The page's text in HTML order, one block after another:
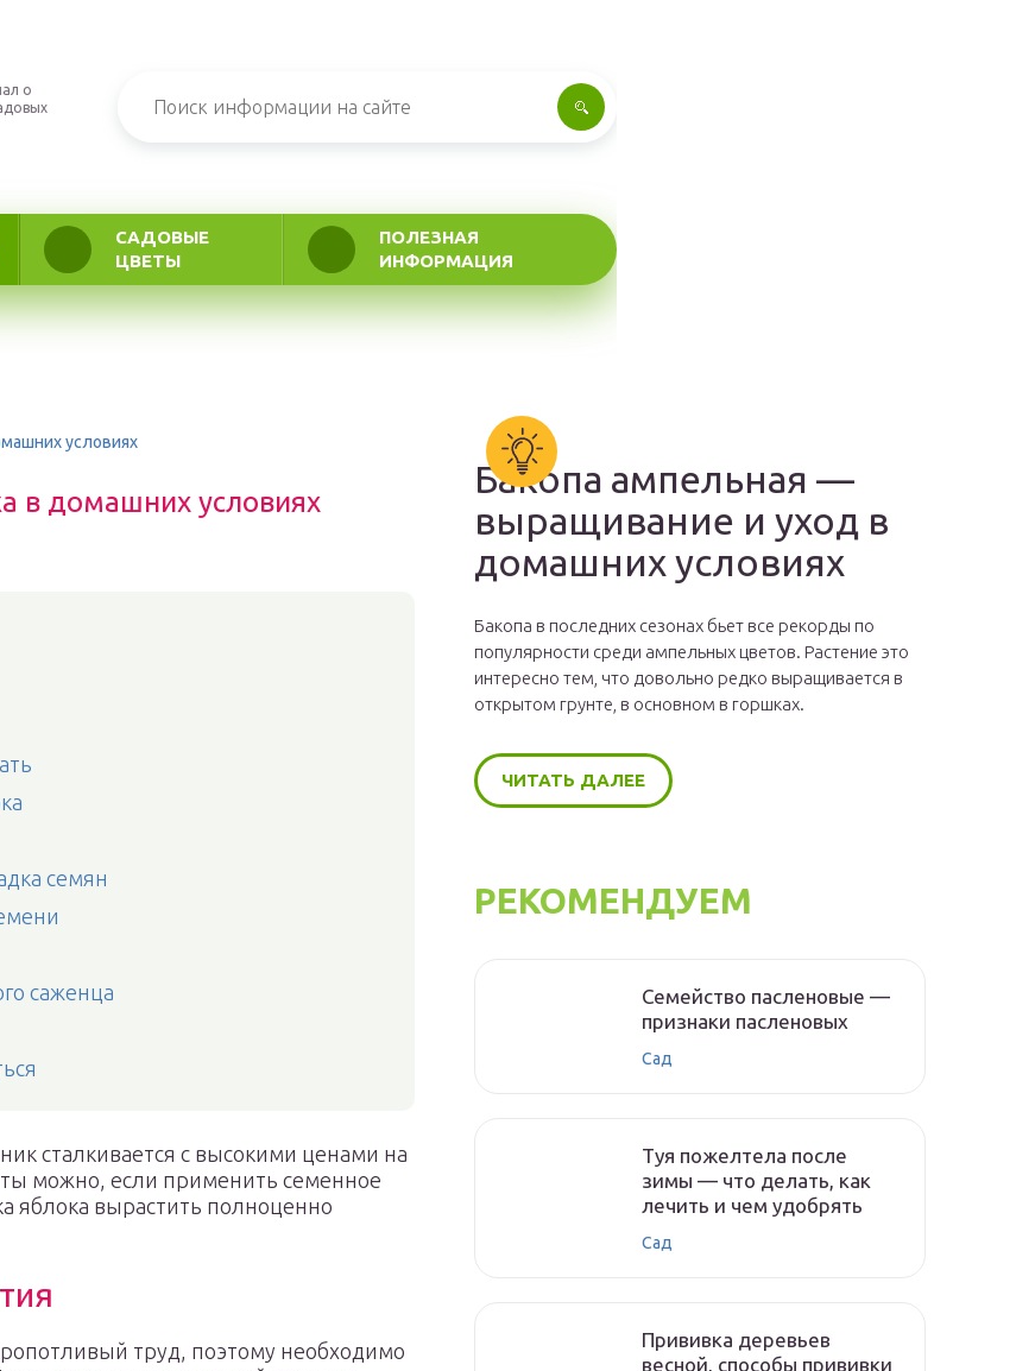
о
САДОВЫЕ
ЦВЕТЫ
ПОЛЕЗНАЯ
ИНФОРМАЦИЯ
условиях
в домашних условиях
семян
саженца
сталкивается с высокими ценами на
можно, если применить семенное
яблока вырастить полноценно
труд, поэтому необходимо
Бакопа ампельная —
выращивание и уход в
домашних условиях
Бакопа в последних сезонах бьет все рекорды по
популярности среди ампельных цветов. Растение это
интересно тем, что довольно редко выращивается в
открытом грунте, в основном в горшках.
ЧИТАТЬ ДАЛЕЕ
РЕКОМЕНДУЕМ
Семейство пасленовые —
признаки пасленовых
Сад
Туя пожелтела после
зимы — что делать, как
лечить и чем удобрять
Сад
Прививка деревьев
весной, способы прививки